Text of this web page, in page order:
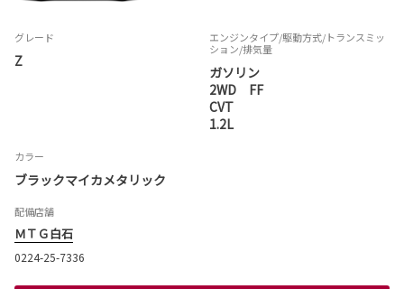
グレード
Z
エンジンタイプ/駆動方式/トランスミッ
ション/排気量
ガソリン
2WD FF
CVT
1.2L
カラー
ブラックマイカメタリック
配備店舗
ＭＴＧ白石
0224-25-7336